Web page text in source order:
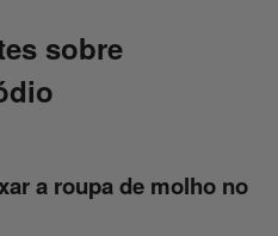
sobre
a roupa de molho no